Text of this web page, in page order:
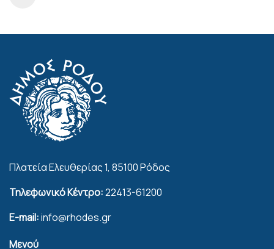
Πλατεία Ελευθερίας 1, 85100 Ρόδος
Τηλεφωνικό Κέντρο:22413-61200
E-mail:info@rhodes.gr
Μενού